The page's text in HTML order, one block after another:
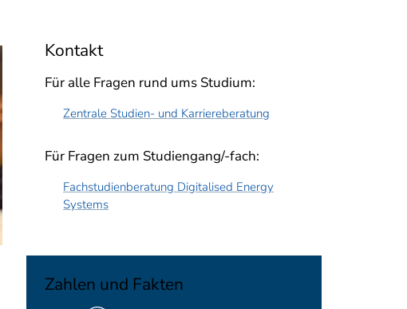
Kontakt
Für alle Fragen rund ums Studium:
Zentrale Studien- und Karriereberatung
Für Fragen zum Studiengang/-fach:
Fachstudienberatung Digitalised Energy
Systems
Zahlen und Fakten